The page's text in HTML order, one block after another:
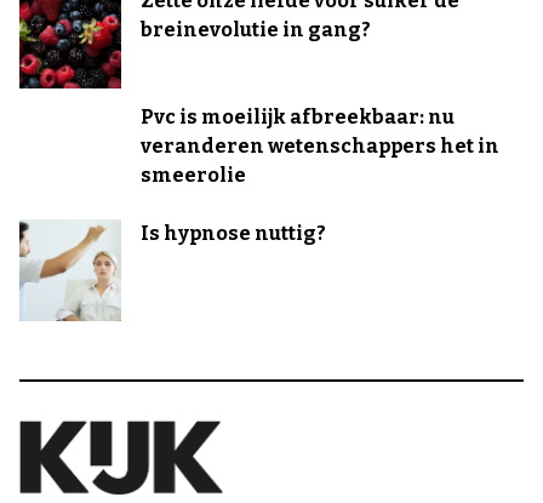
breinevolutie in gang?
Pvc is moeilijk afbreekbaar: nu
veranderen wetenschappers het in
smeerolie
Is hypnose nuttig?